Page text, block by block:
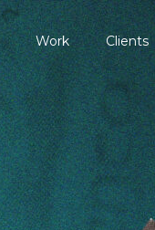
Work Clients